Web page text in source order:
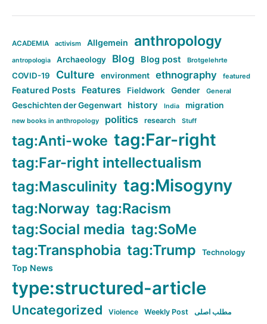
ACADEMIA activism Allgemein anthropology
antropologia Archaeology Blog Blog post Brotgelehrte
COVID-19 Culture environment ethnography featured
Featured Posts Features Fieldwork Gender General
Geschichten der Gegenwart history India migration
new books in anthropology politics research Stuff
tag:Anti-woke tag:Far-right
tag:Far-right intellectualism
tag:Masculinity tag:Misogyny
tag:Norway tag:Racism
tag:Social media tag:SoMe
tag:Transphobia tag:Trump Technology
Top News
type:structured-article
Uncategorized Violence Weekly Post مطلب اصلی